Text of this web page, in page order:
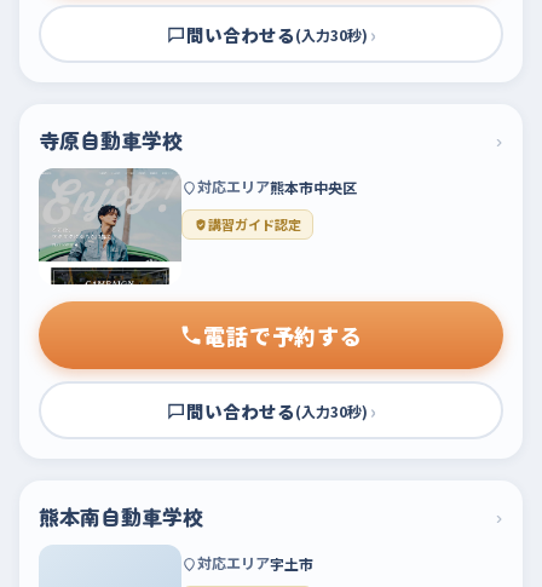
問い合わせる(入力30秒) ›
寺原自動車学校 ›
対応エリア熊本市中央区
講習ガイド認定
電話で予約する
問い合わせる(入力30秒) ›
熊本南自動車学校 ›
対応エリア宇土市